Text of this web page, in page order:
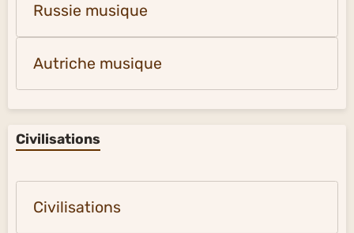
Russie musique
Autriche musique
Civilisations
Civilisations